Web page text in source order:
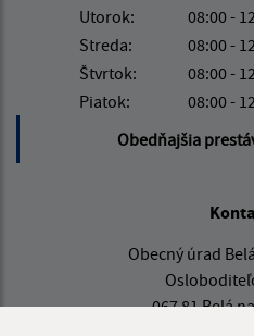
Utorok:
08:00 -
Streda:
08:00 -
Štvrtok:
08:00 -
Piatok:
08:00 -
Obedňajšia
Obecný úrad
067 81 Belá